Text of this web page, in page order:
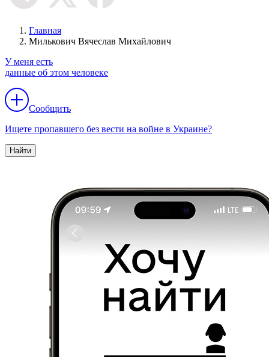
Главная
Милькович Вячеслав Михайлович
У меня есть
данные об этом человеке
Сообщить
Ищете пропавшего без вести на войне в Украине?
Найти